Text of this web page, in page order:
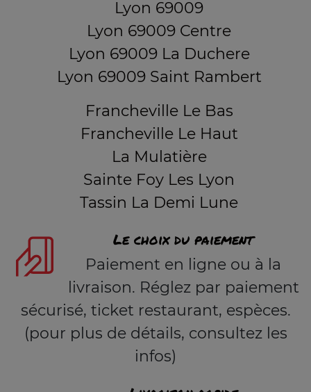
Lyon 69009
Lyon 69009 Centre
Lyon 69009 La Duchere
Lyon 69009 Saint Rambert
Francheville Le Bas
Francheville Le Haut
La Mulatière
Sainte Foy Les Lyon
Tassin La Demi Lune
Le choix du paiement
Paiement en ligne ou à la
livraison. Réglez par paiement
sécurisé, ticket restaurant, espèces.
(pour plus de détails, consultez les
infos)